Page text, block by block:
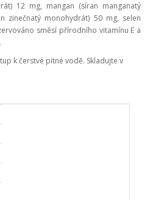
12 mg, mangan (síran manganatý
zinečnatý monohydrát) 50 mg, selen
směsí přírodního vitamínu E a
k čerstvé pitné vodě. Skladujte v